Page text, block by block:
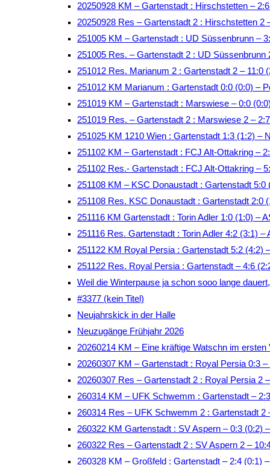
20250928 KM – Gartenstadt : Hirschstetten –
20250928 Res – Gartenstadt 2 : Hirschstetten 2
251005 KM – Gartenstadt : UD Süssenbrunn –
251005 Res. – Gartenstadt 2 : UD Süssenbrunn
251012 Res. Marianum 2 : Gartenstadt 2 – 11:0
251012 KM Marianum : Gartenstadt 0:0 (0:0) –
251019 KM – Gartenstadt : Marswiese – 0:0
251019 Res. – Gartenstadt 2 : Marswiese 2 –
251025 KM 1210 Wien : Gartenstadt 1:3 (1:2) –
251102 KM – Gartenstadt : FCJ Alt-Ottakring –
251102 Res.- Gartenstadt : FCJ Alt-Ottakring –
251108 KM – KSC Donaustadt : Gartenstadt 5:0
251108 Res. KSC Donaustadt : Gartenstadt 2:0
251116 KM Gartenstadt : Torin Adler 1:0 (1:0) –
251116 Res. Gartenstadt : Torin Adler 4:2 (3:1) –
251122 KM Royal Persia : Gartenstadt 5:2 (4:2)
251122 Res. Royal Persia : Gartenstadt – 4:6
Weil die Winterpause ja schon sooo lange
#3377 (kein Titel)
Neujahrskick in der Halle
Neuzugänge Frühjahr 2026
20260214 KM – Eine kräftige Watschn im ersten
20260307 KM – Gartenstadt : Royal Persia 0:3
20260307 Res – Gartenstadt 2 : Royal Persia 2
260314 KM – UFK Schwemm : Gartenstadt –
260314 Res – UFK Schwemm 2 : Gartenstadt 2
260322 KM Gartenstadt : SV Aspern – 0:3 (0:2)
260322 Res – Gartenstadt 2 : SV Aspern 2 –
260328 KM – Großfeld : Gartenstadt – 2:4 (0:1)